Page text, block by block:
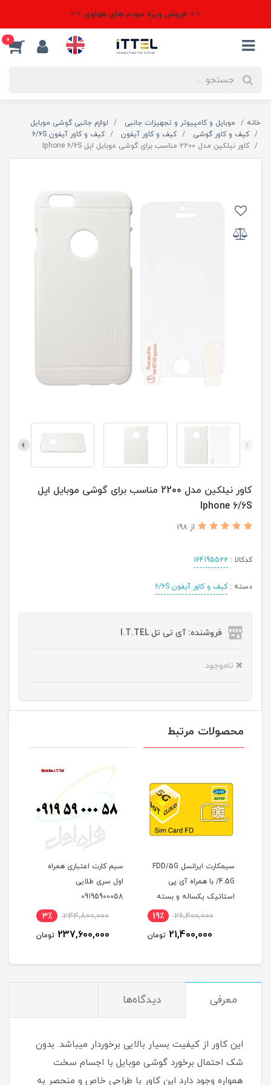
⭐⭐ فروش ویژه مودم های هواوی ⭐⭐
0
خانه موبایل و کامپیوتر و تجهیزات جانبی
لوازم جانبی گوشی موبایل
کیف و کاور گوشی
کیف و کاور آیفون
کیف و کاور آیفون 6/6S
کاور نیلکین مدل 2200 مناسب برای گوشی موبایل اپل Iphone 6/6S
کاور نیلکین مدل 2200 مناسب برای گوشی موبایل اپل
Iphone 6/6S
از 198
کدکالا : 164195522
دسته :کیف و کاور آیفون 6/6S
فروشنده: آی تی تل I.T.TEL
ناموجود
محصولات مرتبط
سیمکارت ایرانسل FDD/5G
/4.5G با همراه آی پی
استاتیک یکساله و بسته
اینترنت 1000 گیگ یکساله26,400,000 19٪
21,400,000 تومان
سیم کارت اعتباری همراه
اول سری طلایی
09195900058
244,800,000 3٪
237,600,000 تومان
معرفی دیدگاه‌ها
این کاور از کیفیت بسیار بالایی برخوردار میباشد. بدون
شک احتمال برخورد گوشی موبایل با اجسام سخت
همواره وجود دارد این کاور با طراحی خاص و منحصر به